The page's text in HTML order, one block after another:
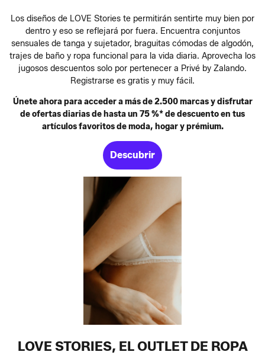
Los diseños de LOVE Stories te permitirán sentirte muy bien por
dentro y eso se reflejará por fuera. Encuentra conjuntos
sensuales de tanga y sujetador, braguitas cómodas de algodón,
trajes de baño y ropa funcional para la vida diaria. Aprovecha los
jugosos descuentos solo por pertenecer a Privé by Zalando.
Registrarse es gratis y muy fácil.
Únete ahora para acceder a más de 2.500 marcas y disfrutar
de ofertas diarias de hasta un 75 %* de descuento en tus
artículos favoritos de moda, hogar y prémium.
Descubrir
LOVE STORIES, EL OUTLET DE ROPA